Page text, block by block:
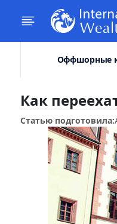
Оффшорные
Как
Статью подготовила: